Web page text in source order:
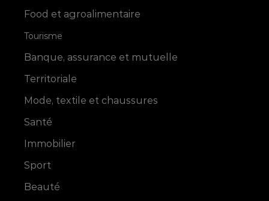
Food et agroalimentaire
Tourisme
Banque, assurance et mutuelle
Territoriale
Mode, textile et chaussures
Santé
Immobilier
Sport
Beauté